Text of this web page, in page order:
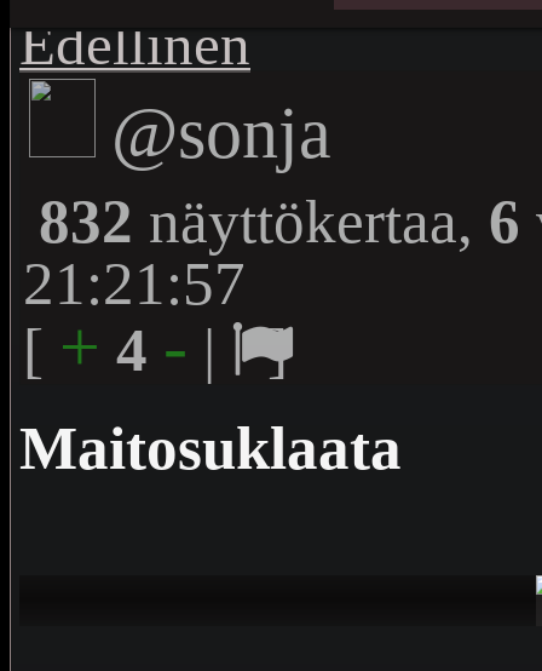
Edellinen
@sonja
832 näyttökertaa, 6
21:21:57
[ + 4 - | ]
Maitosuklaata